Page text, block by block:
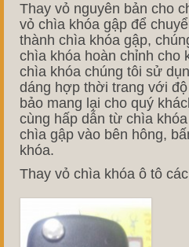
Thay vỏ nguyên bản cho
vỏ chìa khóa gập để
thành chìa khóa gập,
chìa khóa hoàn chỉnh cho
chìa khóa chúng tôi sử
dáng hợp thời trang với
bảo mang lại cho quý
cùng hấp dẫn từ chìa
chìa gập vào bên hông,
khóa.
Thay vỏ chìa khóa ô tô